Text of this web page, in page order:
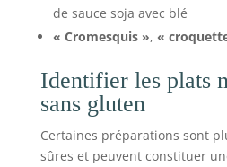
de sauce soja avec blé
« Cromesquis », «
Identifier les plats
sans gluten
Certaines préparations sont
sûres et peuvent constituer